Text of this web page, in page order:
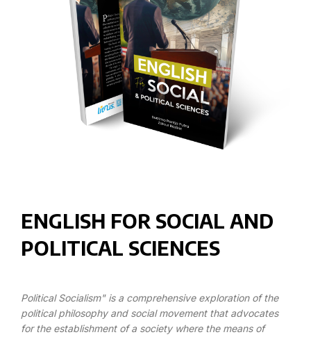
ENGLISH FOR SOCIAL AND
POLITICAL SCIENCES
Political Socialism" is a comprehensive exploration of the
political philosophy and social movement that advocates
for the establishment of a society where the means of